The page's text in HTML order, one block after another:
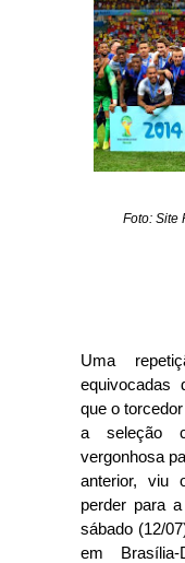
Foto: Site
Uma
equivocadas
que o
a seleção
vergonhosa
anterior, viu
perder para a
sábado (12/
em